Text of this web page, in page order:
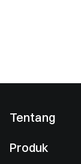
Tentang
Produk